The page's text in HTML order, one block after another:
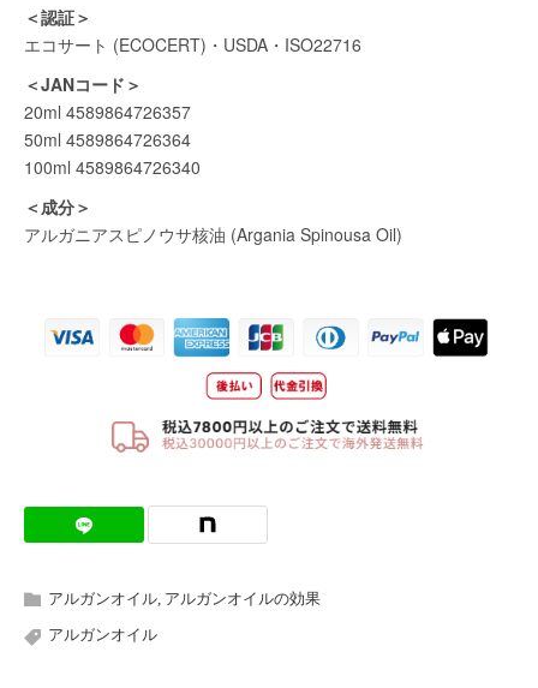
アルガンオイル, アルガンオイルの効果
アルガンオイル